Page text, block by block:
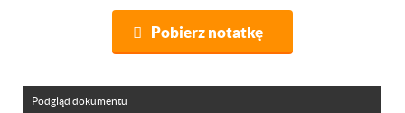
Pobierz notatkę
Podgląd dokumentu